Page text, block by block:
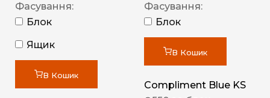
Фасування:
Блок
Ящик
В Кошик
Фасування:
Блок
В Кошик
Compliment Blue KS